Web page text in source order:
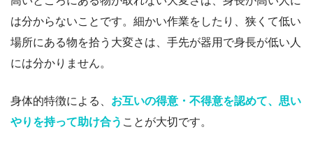
は分からないことです。細かい作業をしたり、狭くて低い
場所にある物を拾う大変さは、手先が器用で身長が低い人
には分かりません。
身体的特徴による、 お互いの得意・不得意を認めて、思い
やりを持って助け合う ことが大切です。